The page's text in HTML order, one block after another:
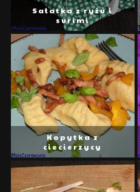
Sałatka z ryżu i
surimi
Kopytka z
ciecierzycy